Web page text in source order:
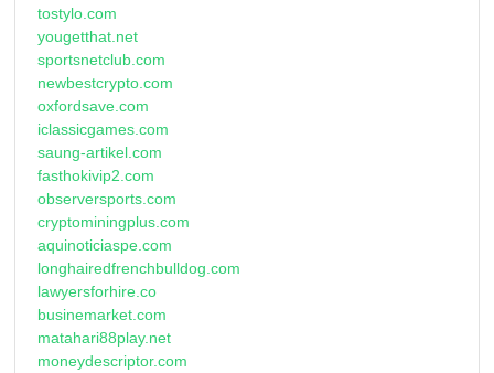
tostylo.com
yougetthat.net
sportsnetclub.com
newbestcrypto.com
oxfordsave.com
iclassicgames.com
saung-artikel.com
fasthokivip2.com
observersports.com
cryptominingplus.com
aquinoticiaspe.com
longhairedfrenchbulldog.com
lawyersforhire.co
businemarket.com
matahari88play.net
moneydescriptor.com